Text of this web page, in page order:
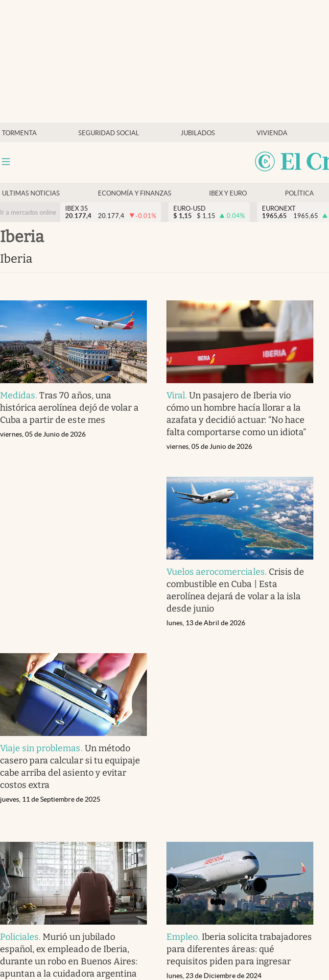
TORMENTA SEGURIDAD SOCIAL JUBILADOS VIVIENDA
ULTIMAS NOTICIAS ECONOMÍA Y FINANZAS IBEX Y EURO POLÍTICA
Ir a mercados online
IBEX 35
20.177,4
20.177,4 -0.01%
EURO-USD
$ 1,15 $ 1,15 0.04%
EURONEXT
1965,65
1965,65
Iberia
Iberia
Medidas.Tras 70 años, una
histórica aerolínea dejó de volar a
Cuba a partir de este mes
viernes, 05 de Junio de 2026
Viral.Un pasajero de Iberia vio
cómo un hombre hacía llorar a la
azafata y decidió actuar: “No hace
falta comportarse como un idiota”
viernes, 05 de Junio de 2026
Vuelos aerocomerciales. Crisis de
combustible en Cuba | Esta
aerolínea dejará de volar a la isla
desde junio
lunes, 13 de Abril de 2026
Viaje sin problemas. Un método
casero para calcular si tu equipaje
cabe arriba del asiento y evitar
costos extra
jueves, 11 de Septiembre de 2025
Policiales. Murió un jubilado
español, ex empleado de Iberia,
durante un robo en Buenos Aires:
apuntan a la cuidadora argentina
Empleo. Iberia solicita trabajadores
para diferentes áreas: qué
requisitos piden para ingresar
lunes, 23 de Diciembre de 2024